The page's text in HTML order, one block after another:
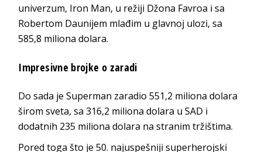
univerzum, Iron Man, u režiji Džona Favroa i sa
Robertom Daunijem mlađim u glavnoj ulozi, sa
585,8 miliona dolara.
Impresivne brojke o zaradi
Do sada je Superman zaradio 551,2 miliona dolara
širom sveta, sa 316,2 miliona dolara u SAD i
dodatnih 235 miliona dolara na stranim tržištima.
Pored toga što je 50. najuspešniji superherojski